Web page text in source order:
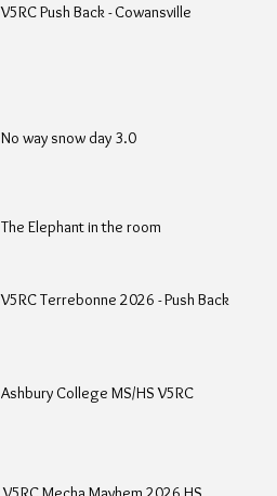
V5RC Push Back - Cowansville
No way snow day 3.0
The Elephant in the room
V5RC Terrebonne 2026 - Push Back
Ashbury College MS/HS V5RC